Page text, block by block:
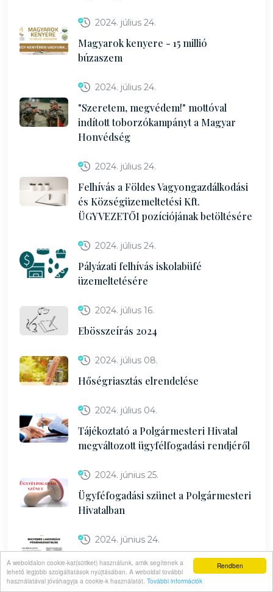
Rendben
A weboldalon cookie-kat(sütiket) használunk, amik segítenek a
lehető legjobb szolgáltatások nyújtásában. A weboldal további
használatával jóváhagyja a cookie-k használatát. További információk
2024. július 24.
Magyarok kenyere - 15 millió
búzaszem
2024. július 24.
"Szeretem, megvédem!" mottóval
indított toborzókampányt a Magyar
Honvédség
2024. július 24.
Felhívás a Földes Vagyongazdálkodási
és Községüzemeltetési Kft.
ÜGYVEZETŐI pozíciójának betöltésére
2024. július 24.
Pályázati felhívás iskolabüfé
üzemeltetésére
2024. július 16.
Ebösszeírás 2024
2024. július 08.
Hőségriasztás elrendelése
2024. július 04.
Tájékoztató a Polgármesteri Hivatal
megváltozott ügyfélfogadási rendjéről
2024. június 25.
Ügyféfogadási szünet a Polgármesteri
Hivatalban
2024. június 24.
Ingyenes lakossági födémszigetelés
2024. június 21.